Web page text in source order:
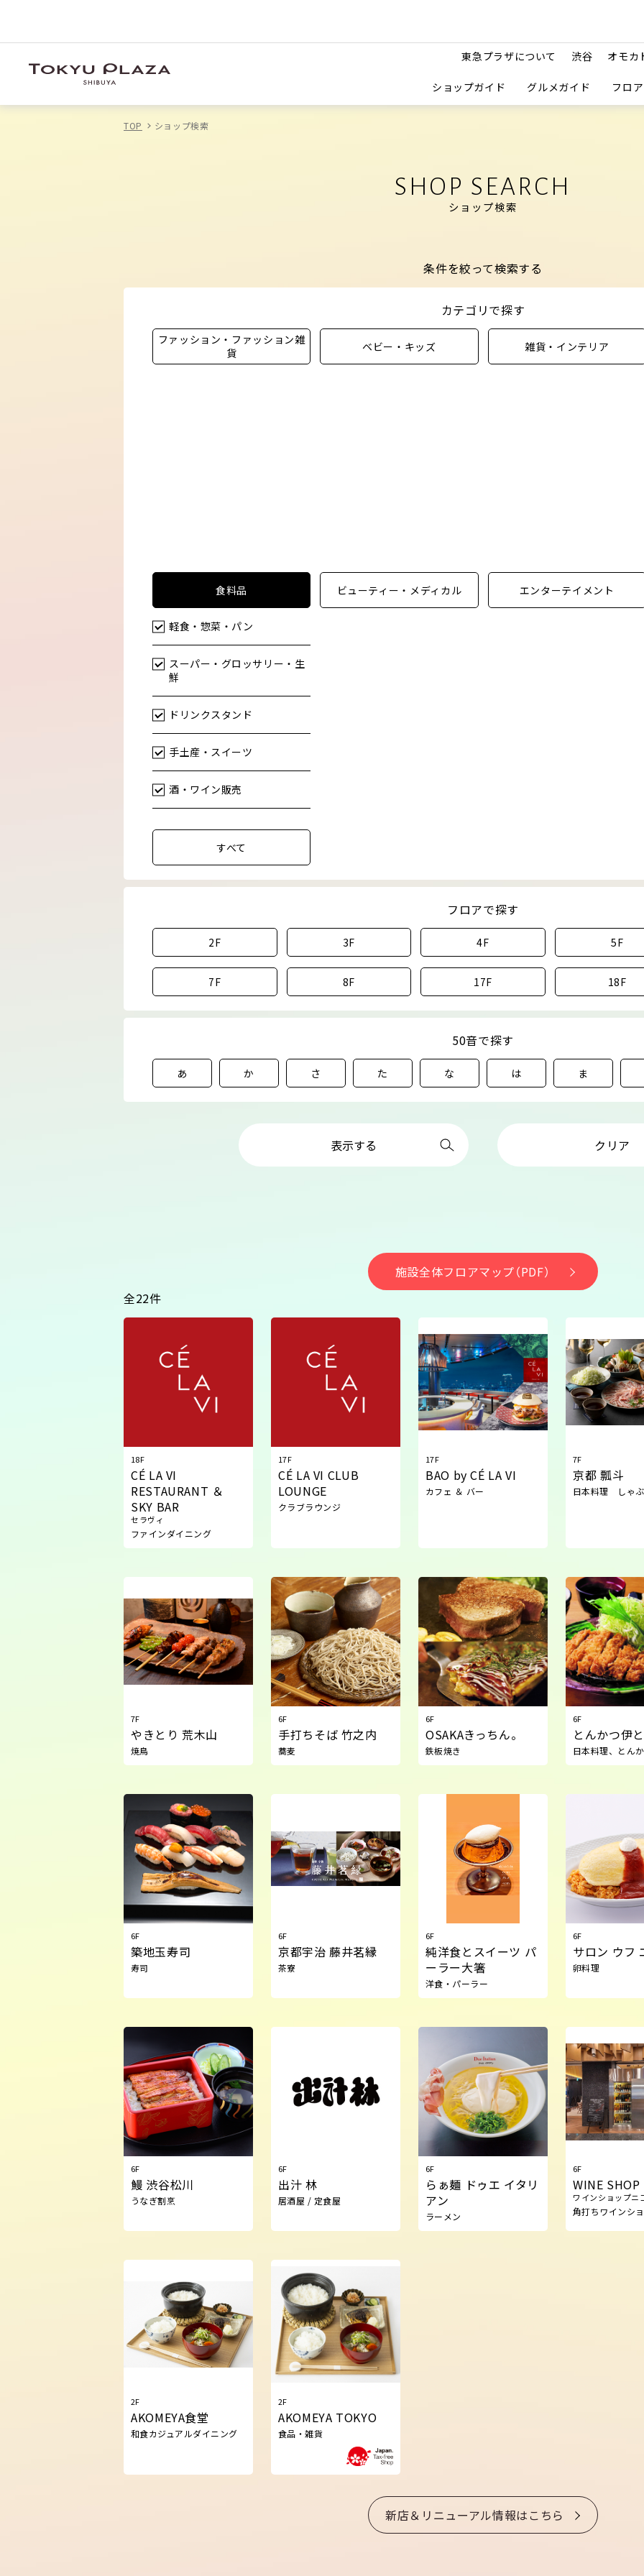
東急プラザについて 渋谷 オモカ
ショップガイド グルメガイド フロ
TOP ショップ検索
SHOP SEARCH
ショップ検索
条件を絞って検索する
カテゴリで探す
ファッション・ファッション雑
貨
ベビー・キッズ 雑貨・インテリア
食料品
軽食・惣菜・パン
スーパー・グロッサリー・生
鮮
ドリンクスタンド
手土産・スイーツ
酒・ワイン販売
ビューティー・メディカル エンターテイメント
すべて
フロアで探す
2F 3F 4F 5F
7F 8F 17F 18F
50音で探す
あ か さ た な は ま
表示する クリア
施設全体フロアマップ（PDF）
全22件
18F
CÉ LA VI
RESTAURANT ＆
SKY BAR
セラヴィ
ファインダイニング
17F
CÉ LA VI CLUB
LOUNGE
クラブラウンジ
17F
BAO by CÉ LA VI
カフェ ＆ バー
7F
京都 瓢斗
日本料理 しゃ
7F
やきとり 荒木山
焼鳥
6F
手打ちそば 竹之内
蕎麦
6F
OSAKAきっちん。
鉄板焼き
6F
とんかつ伊
日本料理、とん
6F
築地玉寿司
寿司
6F
京都宇治 藤井茗縁
茶寮
6F
純洋食とスイーツ パ
ーラー大箸
洋食・パーラー
6F
サロン ウフ
卵料理
6F
鰻 渋谷松川
うなぎ割烹
6F
出汁 林
居酒屋 / 定食屋
6F
らぁ麺 ドゥエ イタリ
アン
ラーメン
6F
WINE
ワインショップニ
角打ちワインシ
2F
AKOMEYA食堂
和食カジュアルダイニング
2F
AKOMEYA TOKYO
食品・雑貨
新店＆リニューアル情報はこちら